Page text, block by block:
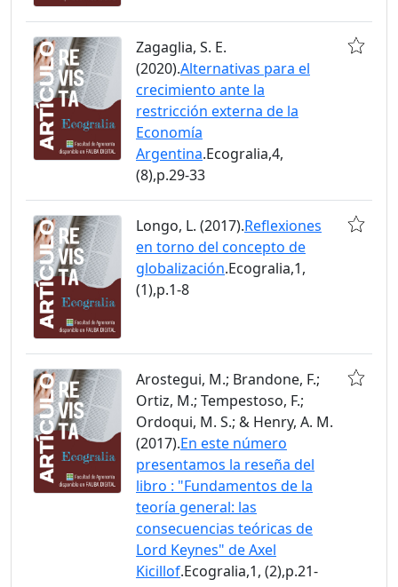
Zagaglia, S. E.
(2020).Alternativas para el
crecimiento ante la
restricción externa de la
Economía
Argentina.Ecogralia,4,
(8),p.29-33
Longo, L. (2017).Reflexiones
en torno del concepto de
globalización.Ecogralia,1,
(1),p.1-8
Arostegui, M.; Brandone, F.;
Ortiz, M.; Tempestoso, F.;
Ordoqui, M. S.; & Henry, A. M.
(2017).En este número
presentamos la reseña del
libro : "Fundamentos de la
teoría general: las
consecuencias teóricas de
Lord Keynes" de Axel
Kicillof.Ecogralia,1, (2),p.21-